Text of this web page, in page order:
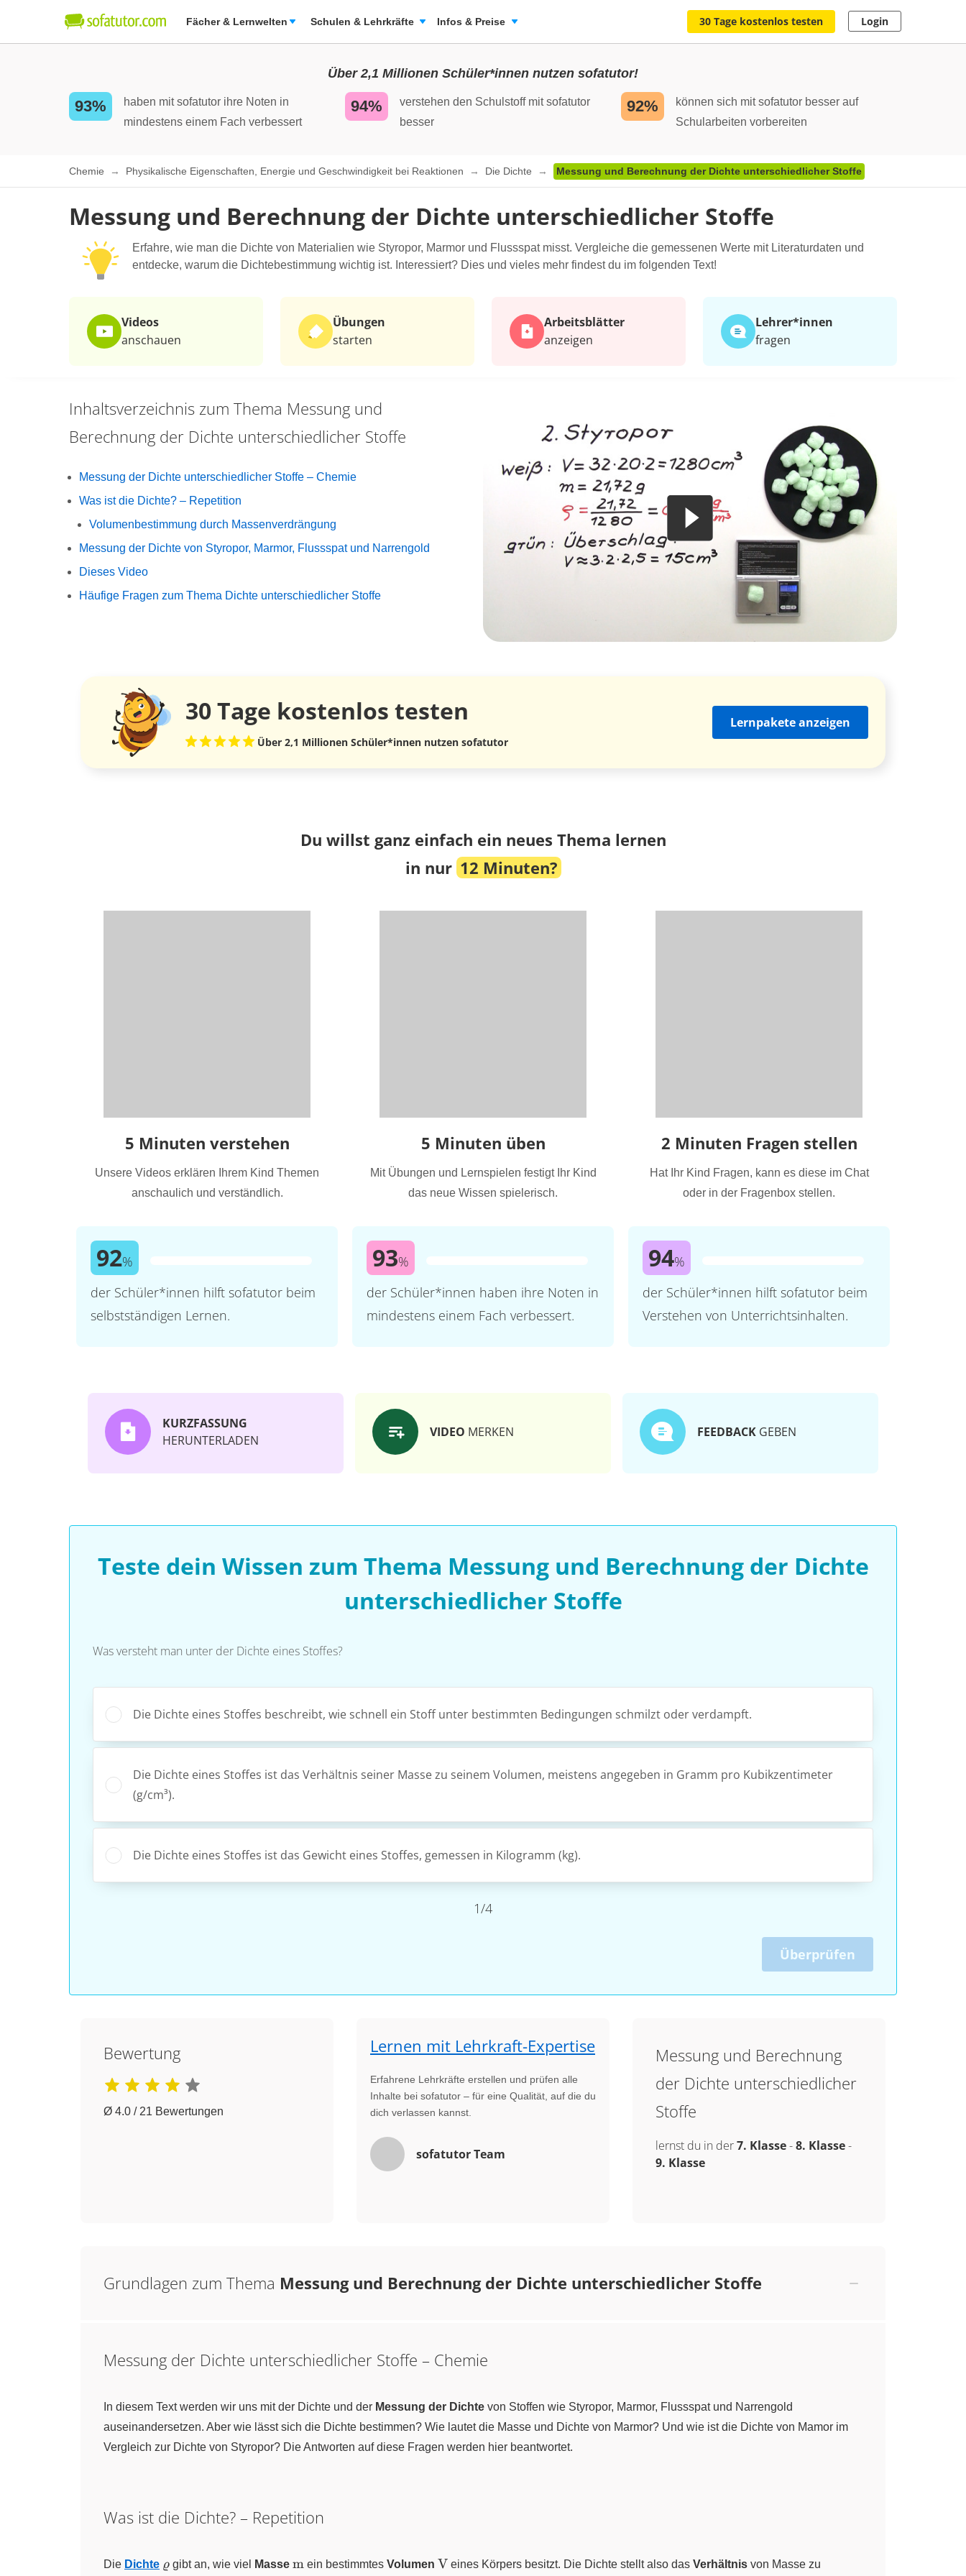
Fächer & Lernwelten Schulen & Lehrkräfte Infos & Preise 30 Tage kostenlos testen Login
Über 2,1 Millionen Schüler*innen nutzen sofatutor!
93%
haben mit sofatutor ihre Noten in
mindestens einem Fach verbessert
94%
verstehen den Schulstoff mit sofatutor
besser
92%
können sich mit sofatutor besser auf
Schularbeiten vorbereiten
Chemie Physikalische Eigenschaften, Energie und Geschwindigkeit bei Reaktionen Die Dichte Messung und Berechnung der Dichte unterschiedlicher Stoffe
Messung und Berechnung der Dichte unterschiedlicher Stoffe
Erfahre, wie man die Dichte von Materialien wie Styropor, Marmor und Flussspat misst. Vergleiche die gemessenen Werte mit Literaturdaten und
entdecke, warum die Dichtebestimmung wichtig ist. Interessiert? Dies und vieles mehr findest du im folgenden Text!
Videos
anschauen
Übungen
starten
Arbeits­blätter
anzeigen
Lehrer*​innen
fragen
Inhaltsverzeichnis zum Thema Messung und
Berechnung der Dichte unterschiedlicher Stoffe
Messung der Dichte unterschiedlicher Stoffe – Chemie
Was ist die Dichte? – Repetition
Volumenbestimmung durch Massenverdrängung
Messung der Dichte von Styropor, Marmor, Flussspat und Narrengold
Dieses Video
Häufige Fragen zum Thema Dichte unterschiedlicher Stoffe
30 Tage kostenlos testen
Über 2,1 Millionen Schüler*innen nutzen sofatutor
Lernpakete anzeigen
Du willst ganz einfach ein neues Thema lernen
in nur 12 Minuten?
5 Minuten verstehen
Unsere Videos erklären Ihrem Kind Themen
anschaulich und verständlich.
92%
der Schüler*innen hilft sofatutor beim
selbstständigen Lernen.
5 Minuten üben
Mit Übungen und Lernspielen festigt Ihr Kind
das neue Wissen spielerisch.
93%
der Schüler*innen haben ihre Noten in
mindestens einem Fach verbessert.
2 Minuten Fragen stellen
Hat Ihr Kind Fragen, kann es diese im Chat
oder in der Fragenbox stellen.
94%
der Schüler*innen hilft sofatutor beim
Verstehen von Unterrichtsinhalten.
KURZFASSUNG
HERUNTERLADEN
VIDEO MERKEN FEEDBACK GEBEN
Teste dein Wissen zum Thema Messung und Berechnung der Dichte
unterschiedlicher Stoffe
Was versteht man unter der Dichte eines Stoffes?
Die Dichte eines Stoffes beschreibt, wie schnell ein Stoff unter bestimmten Bedingungen schmilzt oder verdampft.
Die Dichte eines Stoffes ist das Verhältnis seiner Masse zu seinem Volumen, meistens angegeben in Gramm pro Kubikzentimeter
(g/cm³).
Die Dichte eines Stoffes ist das Gewicht eines Stoffes, gemessen in Kilogramm (kg).
1/4
Überprüfen
Bewertung
Ø 4.0 / 21 Bewertungen
Lernen mit Lehrkraft-Expertise
Erfahrene Lehrkräfte erstellen und prüfen alle
Inhalte bei sofatutor – für eine Qualität, auf die du
dich verlassen kannst.
sofatutor Team
Messung und Berechnung
der Dichte unterschiedlicher
Stoffe
lernst du in der7. Klasse-8. Klasse-
9. Klasse
Grundlagen zum Thema Messung und Berechnung der Dichte unterschiedlicher Stoffe
Messung der Dichte unterschiedlicher Stoffe – Chemie
In diesem Text werden wir uns mit der Dichte und der Messung der Dichte von Stoffen wie Styropor, Marmor, Flussspat und Narrengold
auseinandersetzen. Aber wie lässt sich die Dichte bestimmen? Wie lautet die Masse und Dichte von Marmor? Und wie ist die Dichte von Mamor im
Vergleich zur Dichte von Styropor? Die Antworten auf diese Fragen werden hier beantwortet.
Was ist die Dichte? – Repetition
Die Dichte \ce{\varrho}
ϱ gibt an, wie viel Masse \ce{m}
m ein bestimmtes Volumen \ce{V}
V eines Körpers besitzt. Die Dichte stellt also dasVerhältnis von Masse zu